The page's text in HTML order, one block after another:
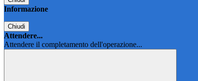
Informazione
Chiudi
Attendere...
Attendere il completamento dell'operazione...